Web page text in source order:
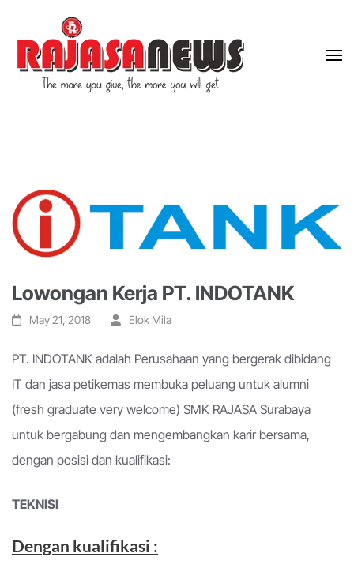
Lowongan Kerja PT. INDOTANK
May 21, 2018 Elok Mila
PT. INDOTANK adalah Perusahaan yang bergerak dibidang
IT dan jasa petikemas membuka peluang untuk alumni
(fresh graduate very welcome) SMK RAJASA Surabaya
untuk bergabung dan mengembangkan karir bersama,
dengan posisi dan kualifikasi:
TEKNISI
Dengan kualifikasi :